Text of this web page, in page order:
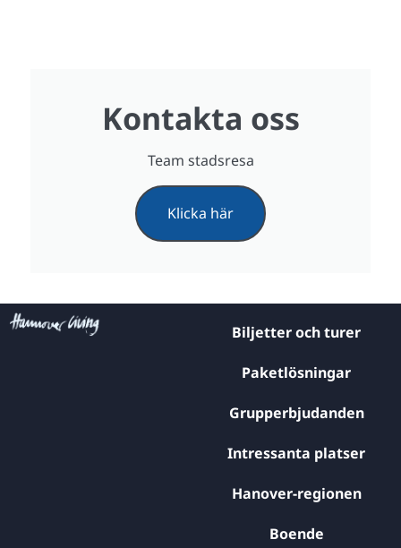
Kontakta oss
Team stadsresa
Klicka här
Biljetter och turer
Paketlösningar
Grupperbjudanden
Intressanta platser
Hanover-regionen
Boende